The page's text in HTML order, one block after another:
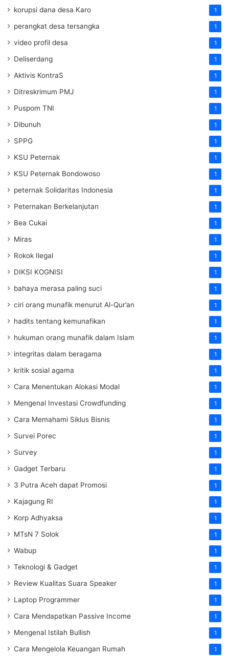
korupsi dana desa Karo 1
perangkat desa tersangka 1
video profil desa 1
Deliserdang 1
Aktivis KontraS 1
Ditreskrimum PMJ 1
Puspom TNI 1
Dibunuh 1
SPPG 1
KSU Peternak 1
KSU Peternak Bondowoso 1
peternak Solidaritas Indonesia 1
Peternakan Berkelanjutan 1
Bea Cukai 1
Miras 1
Rokok Ilegal 1
DIKSI KOGNISI 1
bahaya merasa paling suci 1
ciri orang munafik menurut Al-Qur’an 1
hadits tentang kemunafikan 1
hukuman orang munafik dalam Islam 1
integritas dalam beragama 1
kritik sosial agama 1
Cara Menentukan Alokasi Modal 1
Mengenal Investasi Crowdfunding 1
Cara Memahami Siklus Bisnis 1
Survei Porec 1
Survey 1
Gadget Terbaru 1
3 Putra Aceh dapat Promosi 1
Kajagung RI 1
Korp Adhyaksa 1
MTsN 7 Solok 1
Wabup 1
Teknologi & Gadget 1
Review Kualitas Suara Speaker 1
Laptop Programmer 1
Cara Mendapatkan Passive Income 1
Mengenal Istilah Bullish 1
Cara Mengelola Keuangan Rumah 1